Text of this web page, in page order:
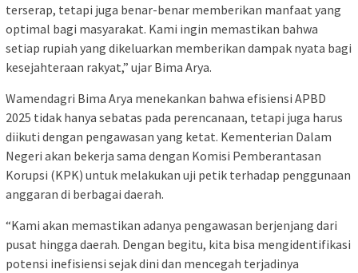
terserap, tetapi juga benar-benar memberikan manfaat yang
optimal bagi masyarakat. Kami ingin memastikan bahwa
setiap rupiah yang dikeluarkan memberikan dampak nyata bagi
kesejahteraan rakyat,” ujar Bima Arya.
Wamendagri Bima Arya menekankan bahwa efisiensi APBD
2025 tidak hanya sebatas pada perencanaan, tetapi juga harus
diikuti dengan pengawasan yang ketat. Kementerian Dalam
Negeri akan bekerja sama dengan Komisi Pemberantasan
Korupsi (KPK) untuk melakukan uji petik terhadap penggunaan
anggaran di berbagai daerah.
“Kami akan memastikan adanya pengawasan berjenjang dari
pusat hingga daerah. Dengan begitu, kita bisa mengidentifikasi
potensi inefisiensi sejak dini dan mencegah terjadinya